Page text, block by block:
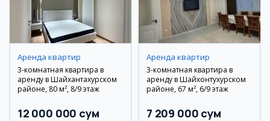
Аренда квартир
3-комнатная квартира в
аренду в Шайхантахурском
районе, 80 м², 8/9 этаж
12 000 000 сум
Аренда квартир
3-комнатная квартира в
аренду в Шайхонтухурском
районе, 67 м², 6/9 этаж
7 209 000 сум